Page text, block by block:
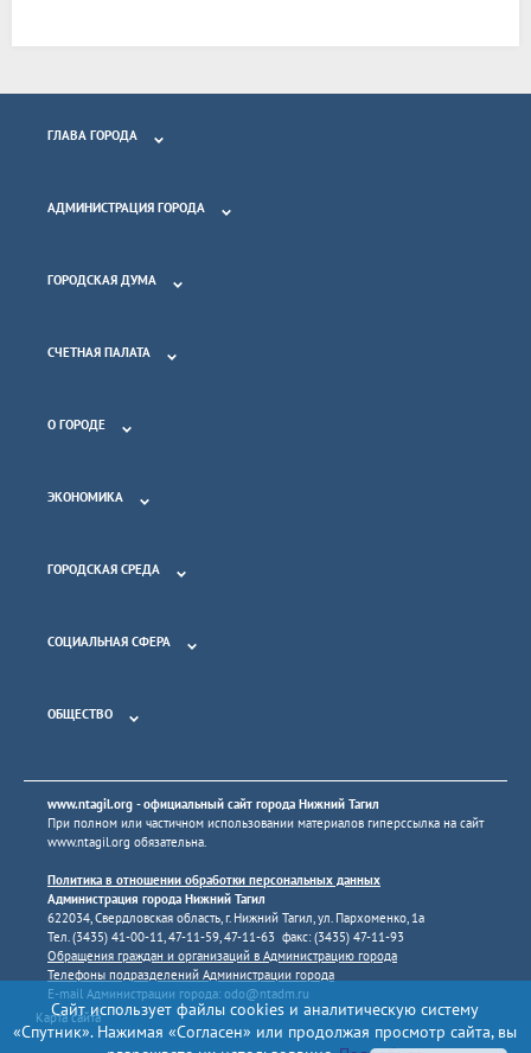
ГЛАВА ГОРОДА
АДМИНИСТРАЦИЯ ГОРОДА
ГОРОДСКАЯ ДУМА
СЧЕТНАЯ ПАЛАТА
О ГОРОДЕ
ЭКОНОМИКА
ГОРОДСКАЯ СРЕДА
СОЦИАЛЬНАЯ СФЕРА
ОБЩЕСТВО
www.ntagil.org - официальный сайт города Нижний Тагил
При полном или частичном использовании материалов гиперссылка на сайт
www.ntagil.org обязательна.
Политика в отношении обработки персональных данных
Администрация города Нижний Тагил
622034, Свердловская область, г. Нижний Тагил, ул. Пархоменко, 1а
Тел. (3435) 41-00-11, 47-11-59, 47-11-63 факс: (3435) 47-11-93
Обращения граждан и организаций в Администрацию города
Телефоны подразделений Администрации города
E-mail Администрации города: odo@ntadm.ru
Карта сайта
Сайт использует файлы cookies и аналитическую систему
«Спутник». Нажимая «Согласен» или продолжая просмотр сайта, вы